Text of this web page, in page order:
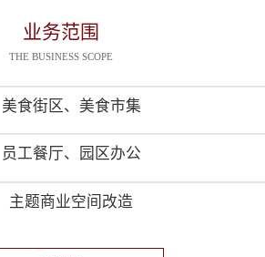
业务范围
THE BUSINESS SCOPE
美食街区、美食市集
员工餐厅、园区办公
主题商业空间改造